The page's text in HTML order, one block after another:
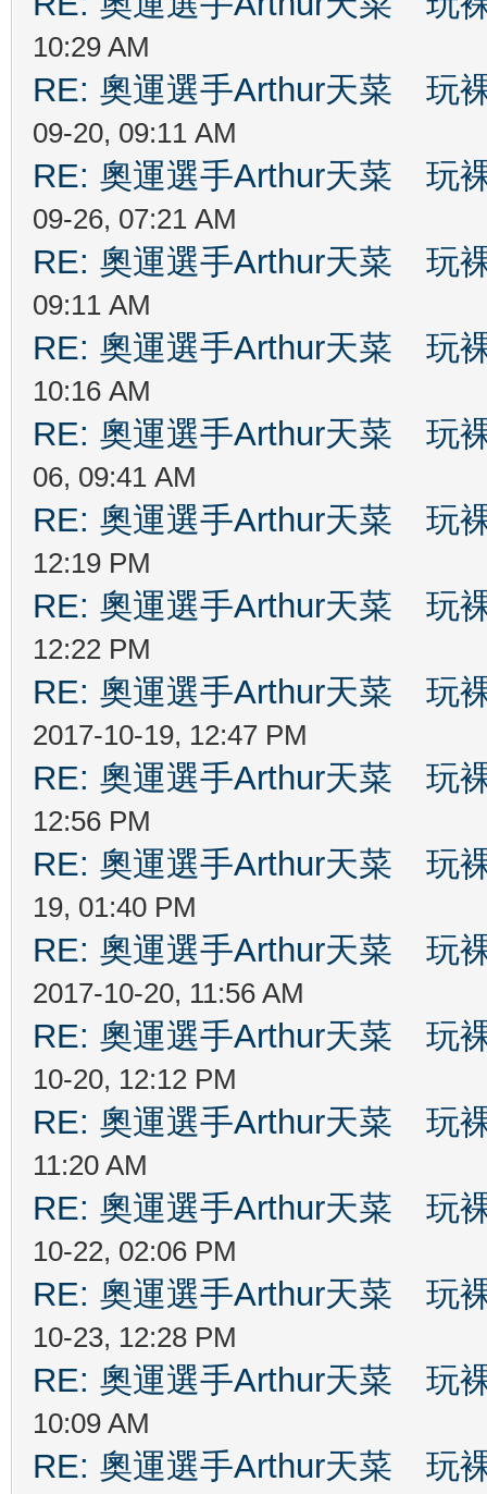
10:29 AM
RE: 奧運選手Arthur天菜 玩
09-20, 09:11 AM
RE: 奧運選手Arthur天菜 玩
09-26, 07:21 AM
RE: 奧運選手Arthur天菜 玩
09:11 AM
RE: 奧運選手Arthur天菜 玩
10:16 AM
RE: 奧運選手Arthur天菜 玩
06, 09:41 AM
RE: 奧運選手Arthur天菜 玩
12:19 PM
RE: 奧運選手Arthur天菜 玩
12:22 PM
RE: 奧運選手Arthur天菜 玩
2017-10-19, 12:47 PM
RE: 奧運選手Arthur天菜 玩
12:56 PM
RE: 奧運選手Arthur天菜 玩
19, 01:40 PM
RE: 奧運選手Arthur天菜 玩
2017-10-20, 11:56 AM
RE: 奧運選手Arthur天菜 玩
10-20, 12:12 PM
RE: 奧運選手Arthur天菜 玩
11:20 AM
RE: 奧運選手Arthur天菜 玩
10-22, 02:06 PM
RE: 奧運選手Arthur天菜 玩
10-23, 12:28 PM
RE: 奧運選手Arthur天菜 玩
10:09 AM
RE: 奧運選手Arthur天菜 玩